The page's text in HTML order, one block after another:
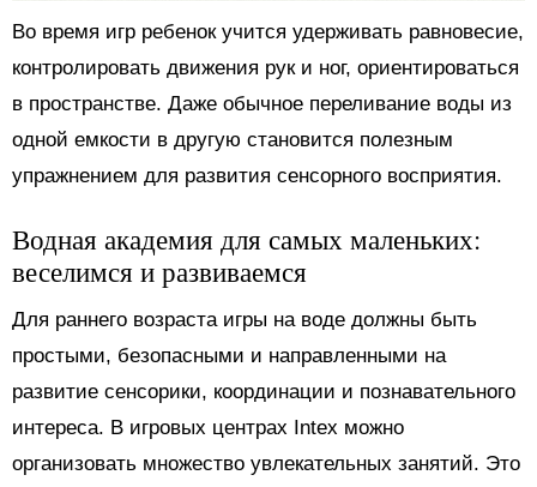
Во время игр ребенок учится удерживать равновесие,
контролировать движения рук и ног, ориентироваться
в пространстве. Даже обычное переливание воды из
одной емкости в другую становится полезным
упражнением для развития сенсорного восприятия.
Водная академия для самых маленьких:
веселимся и развиваемся
Для раннего возраста игры на воде должны быть
простыми, безопасными и направленными на
развитие сенсорики, координации и познавательного
интереса. В игровых центрах Intex можно
организовать множество увлекательных занятий. Это